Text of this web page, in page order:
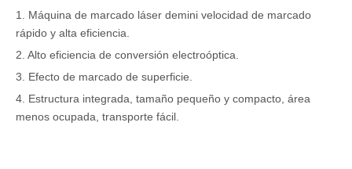
1. Máquina de marcado láser demini velocidad de marcado
rápido y alta eficiencia.
2. Alto eficiencia de conversión electroóptica.
3. Efecto de marcado de superficie.
4. Estructura integrada, tamaño pequeño y compacto, área
menos ocupada, transporte fácil.